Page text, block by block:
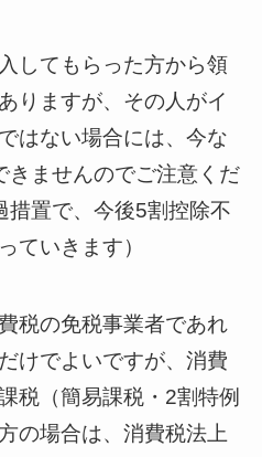
してもらった方から領
りますが、その人がイ
はない場合には、今な
きませんのでご注意くだ
措置で、今後5割控除不
ていきます）
税の免税事業者であれ
けでよいですが、消費
税（簡易課税・2割特例
の場合は、消費税法上